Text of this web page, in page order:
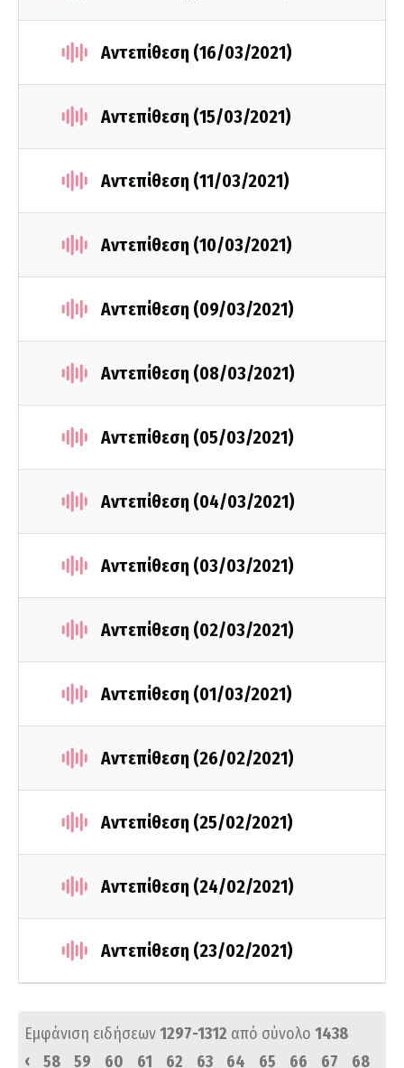
Αντεπίθεση (16/03/2021)
Αντεπίθεση (15/03/2021)
Αντεπίθεση (11/03/2021)
Αντεπίθεση (10/03/2021)
Αντεπίθεση (09/03/2021)
Αντεπίθεση (08/03/2021)
Αντεπίθεση (05/03/2021)
Αντεπίθεση (04/03/2021)
Αντεπίθεση (03/03/2021)
Αντεπίθεση (02/03/2021)
Αντεπίθεση (01/03/2021)
Αντεπίθεση (26/02/2021)
Αντεπίθεση (25/02/2021)
Αντεπίθεση (24/02/2021)
Αντεπίθεση (23/02/2021)
Εμφάνιση ειδήσεων1297-1312 από σύνολο 1438
‹
58 59 60 61 62 63 64 65 66 67
68